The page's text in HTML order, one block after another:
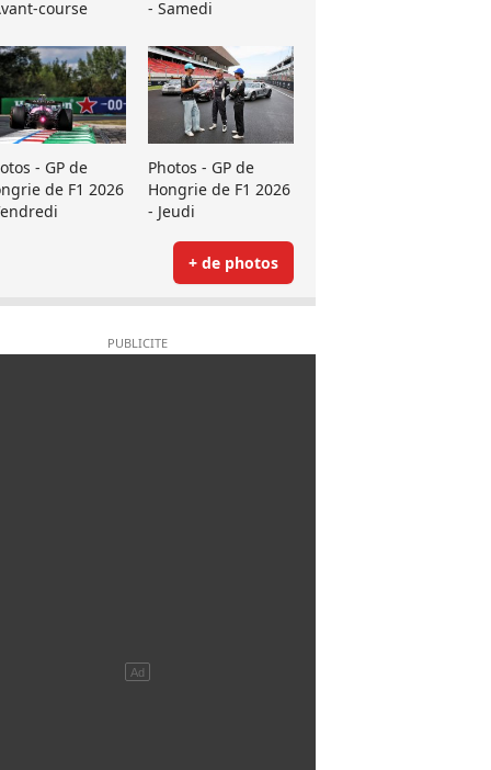
course
- Samedi
- GP de
de F1 2026
Photos - GP de
Hongrie de F1 2026
- Jeudi
+ de photos